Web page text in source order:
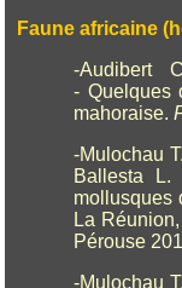
Faune africaine
-Audibert
- Quelques
mahoraise.
-Mulochau
Ballesta
mollusques
La
Pérouse
-Mulochau